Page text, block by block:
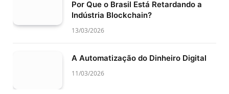
Por Que o Brasil Está Retardando a
Indústria Blockchain?
13/03/2026
A Automatização do Dinheiro Digital
11/03/2026